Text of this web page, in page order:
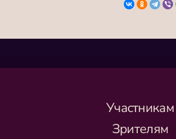
Участникам
Зрителям